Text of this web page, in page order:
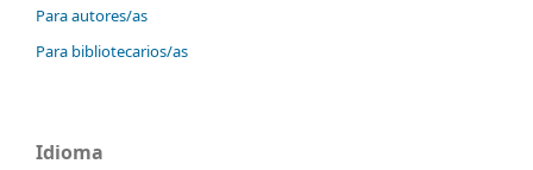
Para autores/as
Para bibliotecarios/as
Idioma